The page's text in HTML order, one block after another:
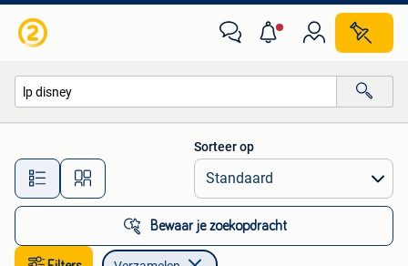
Alle afstanden…
Sorteer op
Bewaar je zoekopdracht